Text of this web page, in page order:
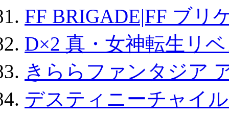
FF BRIGADE|FF ブリ
D×2 真・女神転生リ
きららファンタジア
デスティニーチャイ